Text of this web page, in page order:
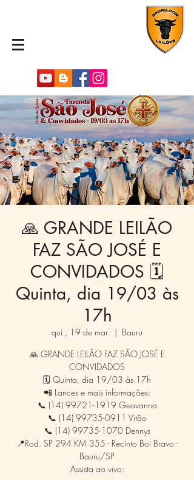
🙏 GRANDE LEILÃO
FAZ SÃO JOSÉ E
CONVIDADOS 🗓️
Quinta, dia 19/03 às
17h
qui., 19 de mar.
  |
Bauru
🙏 GRANDE LEILÃO FAZ SÃO JOSÉ E
CONVIDADOS
🗓️ Quinta, dia 19/03 às 17h
📲 Lances e mais informações:
📞 (14) 99721-1919 Geovanna
📞 (14) 99735-0911 Vitão
📞 (14) 99735-1070 Dennys
📍Rod. SP 294 KM 355 - Recinto Boi Bravo -
Bauru/SP
Assista ao vivo: